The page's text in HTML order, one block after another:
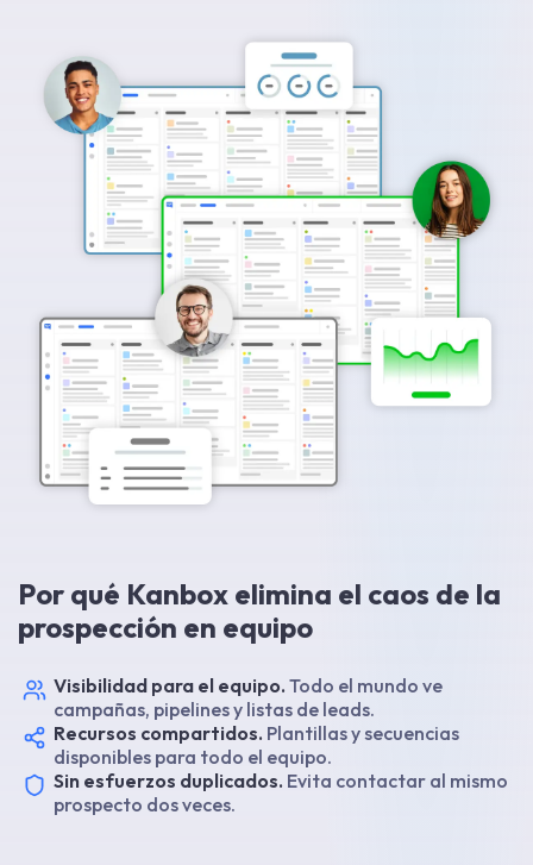
Por qué Kanbox elimina el caos de la
prospección en equipo
Visibilidad para el equipo. Todo el mundo ve
campañas, pipelines y listas de leads.
Recursos compartidos. Plantillas y secuencias
disponibles para todo el equipo.
Sin esfuerzos duplicados. Evita contactar al mismo
prospecto dos veces.